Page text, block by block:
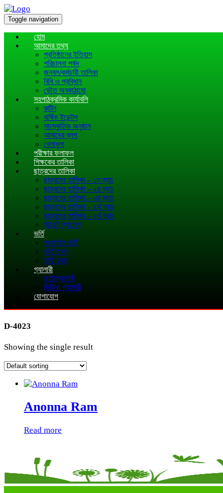
Toggle navigation
হোম
আমাদের তথ্য
প্রতিষ্ঠানের ইতিহাস
পরিচালনা পর্ষদ
জনবল/কর্মচারী তালিকা
বিধি ও প্রবিধান
ভৌত অবকাঠামো
সহপাঠক্রমিক কার্যাবলি
রুটিন
বার্ষিক ইভেন্টস
সাংস্কৃতিক অনুষ্ঠান
আমাদের ব্লগ
খেলাধূলা
পরীক্ষার ফলাফল
শিক্ষকের তালিকা
ছাত্রদের তালিকা
ছাত্রদের তালিকা – ১ম ব্যাচ
ছাত্রদের তালিকা – ২য় ব্যাচ
ছাত্রদের তালিকা – ৩য় ব্যাচ
ছাত্রদের তালিকা – ৪র্থ ব্যাচ
ছাত্রদের তালিকা – ৫র্থ ব্যাচ
স্টুডেন্ট প্যানেল
ভর্তি
অনলাইন ভর্তি
ভর্তি তথ্য
ভর্তি ফরম
গ্যালারী
ফটোগ্যালারী
ভিডিও গ্যালারী
যোগাযোগ
D-4023
Showing the single result
Anonna Ram
Read more